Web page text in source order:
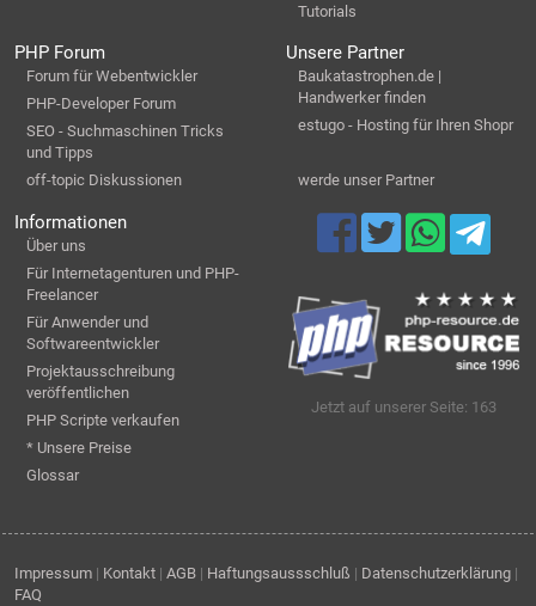
Tutorials
PHP Forum
Forum für Webentwickler
PHP-Developer Forum
SEO - Suchmaschinen Tricks
und Tipps
off-topic Diskussionen
Unsere Partner
Baukatastrophen.de |
Handwerker finden
estugo - Hosting für Ihren Shopr
werde unser Partner
Informationen
Über uns
Für Internetagenturen und PHP-
Freelancer
Für Anwender und
Softwareentwickler
Projektausschreibung
veröffentlichen
PHP Scripte verkaufen
* Unsere Preise
Glossar
Jetzt auf unserer Seite: 163
Impressum | Kontakt | AGB | Haftungsaussschluß | Datenschutzerklärung |
FAQ